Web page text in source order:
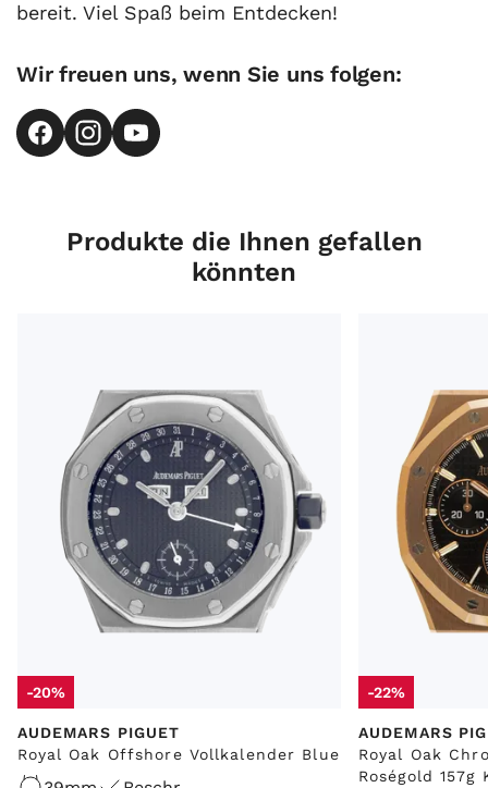
bereit. Viel Spaß beim Entdecken!
Wir freuen uns, wenn Sie uns folgen:
Produkte die Ihnen gefallen
könnten
-20%
AUDEMARS PIGUET
Royal Oak Offshore Vollkalender Blue
-22%
AUDEMARS
Royal Oak
Roségold 157g